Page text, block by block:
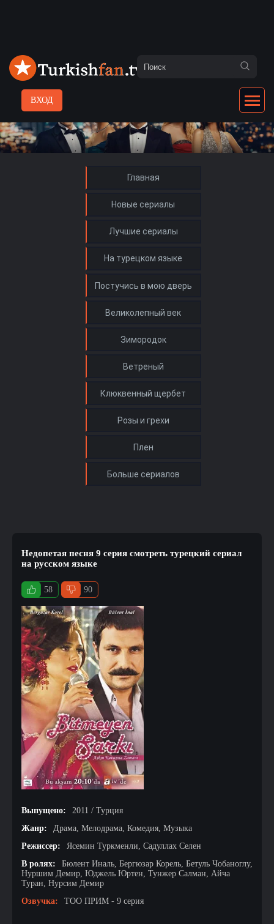
ВХОД
Главная
Новые сериалы
Лучшие сериалы
На турецком языке
Недопетая песня 9 серия смотреть турецкий сериал
на русском языке
58 90
Выпущено:
2011 / Турция
Жанр:
Драма, Мелодрама, Комедия, Музыка
Режиссер:
Ясемин Туркменли, Садуллах Селен
В ролях:
Бюлент Иналь, Бергюзар Корель, Бетуль Чобаноглу,
Нуршим Демир, Юджель Юртен, Тунжер Салман, Айча
Туран, Нурсим Демир
Озвучка:
ТОО ПРИМ - 9 серия